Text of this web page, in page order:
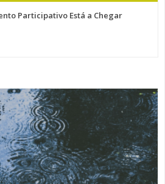
Participativo Está a Chegar